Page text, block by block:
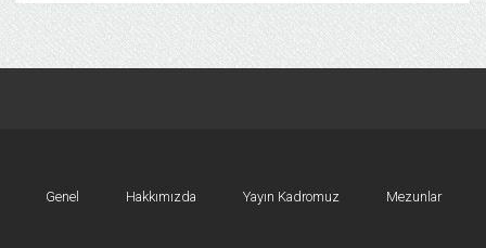
Genel Hakkımızda Yayın Kadromuz Mezunlar